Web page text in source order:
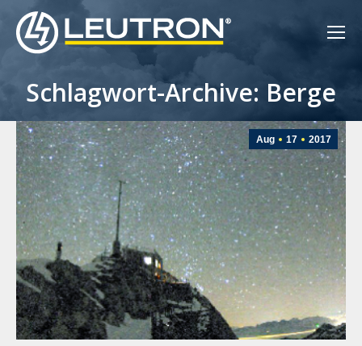
Schlagwort-Archive: Berge
Aug 17 2017